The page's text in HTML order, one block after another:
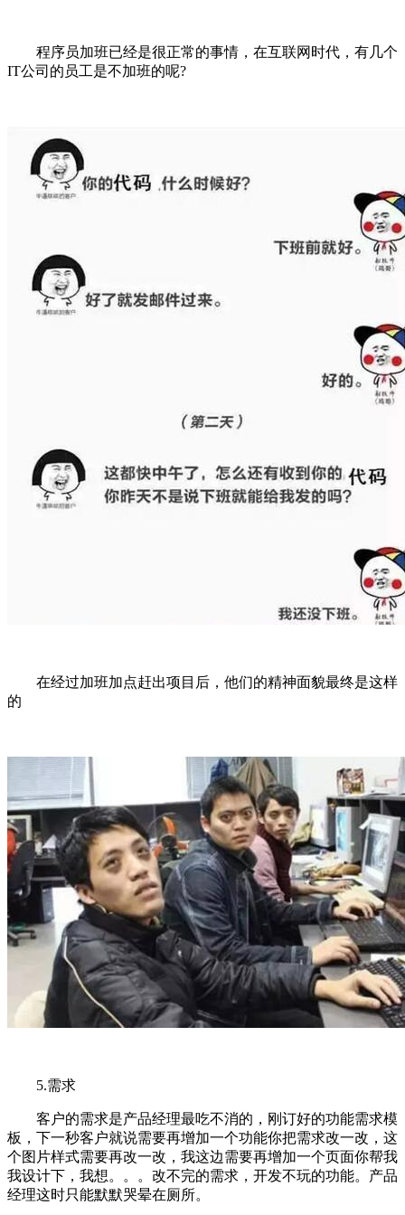
程序员加班已经是很正常的事情，在互联网时代，有几个
IT公司的员工是不加班的呢?
在经过加班加点赶出项目后，他们的精神面貌最终是这样
的
5.需求
客户的需求是产品经理最吃不消的，刚订好的功能需求模
板，下一秒客户就说需要再增加一个功能你把需求改一改，这
个图片样式需要再改一改，我这边需要再增加一个页面你帮我
我设计下，我想。。。改不完的需求，开发不玩的功能。产品
经理这时只能默默哭晕在厕所。